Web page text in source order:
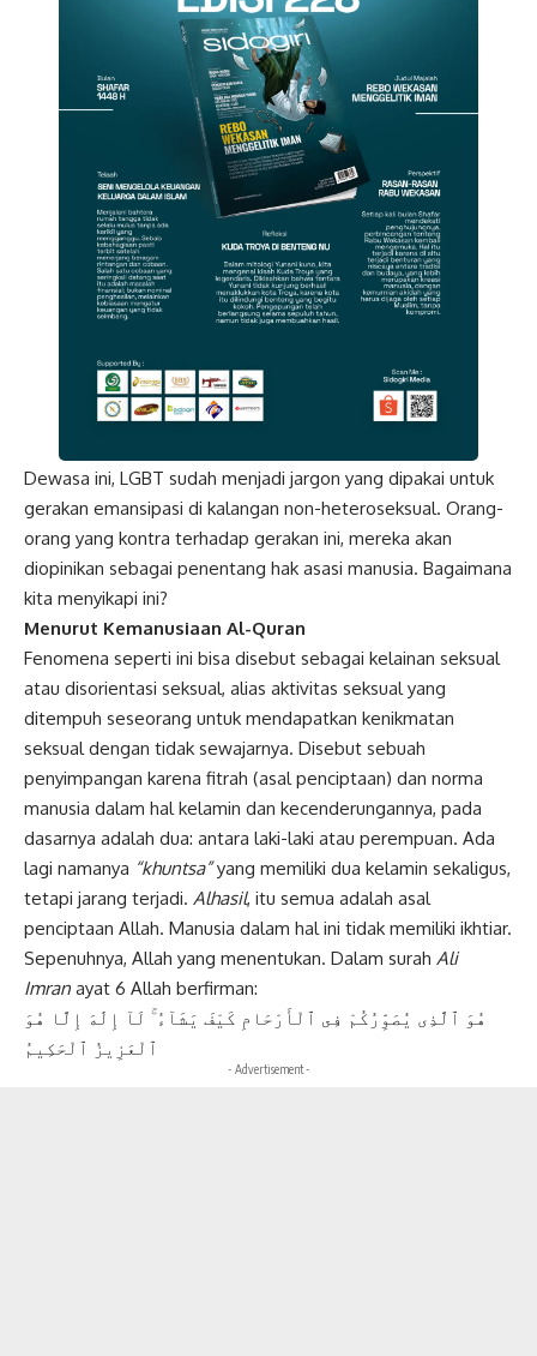
Dewasa ini, LGBT sudah menjadi jargon yang dipakai untuk
gerakan emansipasi di kalangan non-heteroseksual. Orang-
orang yang kontra terhadap gerakan ini, mereka akan
diopinikan sebagai penentang hak asasi manusia. Bagaimana
kita menyikapi ini?
Menurut Kemanusiaan Al-Quran
Fenomena seperti ini bisa disebut sebagai kelainan seksual
atau disorientasi seksual, alias aktivitas seksual yang
ditempuh seseorang untuk mendapatkan kenikmatan
seksual dengan tidak sewajarnya. Disebut sebuah
penyimpangan karena fitrah (asal penciptaan) dan norma
manusia dalam hal kelamin dan kecenderungannya, pada
dasarnya adalah dua: antara laki-laki atau perempuan. Ada
lagi namanya “khuntsa”yang memiliki dua kelamin sekaligus,
tetapi jarang terjadi. Alhasil, itu semua adalah asal
penciptaan Allah. Manusia dalam hal ini tidak memiliki ikhtiar.
Sepenuhnya, Allah yang menentukan. Dalam surah Ali
Imran ayat 6 Allah berfirman:
هُوَ ٱلَّذِى يُصَوِّرُكُمْ فِى ٱلْأَرْحَامِ كَيْفَ يَشَآءُ ۚ لَآ إِلَٰهَ إِلَّا هُوَ
ٱلْعَزِيزُ ٱلْحَكِيمُ
- Advertisement -